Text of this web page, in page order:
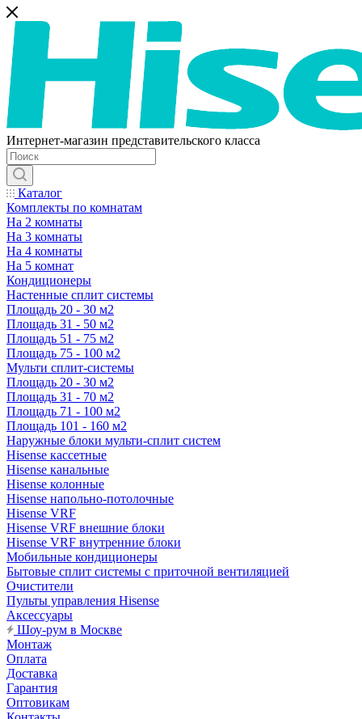
Интернет-магазин представительского класса
Каталог
Комплекты по комнатам
На 2 комнаты
На 3 комнаты
На 4 комнаты
На 5 комнат
Кондиционеры
Настенные сплит системы
Площадь 20 - 30 м2
Площадь 31 - 50 м2
Площадь 51 - 75 м2
Площадь 75 - 100 м2
Мульти сплит-системы
Площадь 20 - 30 м2
Площадь 31 - 70 м2
Площадь 71 - 100 м2
Площадь 101 - 160 м2
Наружные блоки мульти-сплит систем
Hisense кассетные
Hisense канальные
Hisense колонные
Hisense напольно-потолочные
Hisense VRF
Hisense VRF внешние блоки
Hisense VRF внутренние блоки
Мобильные кондиционеры
Бытовые сплит системы с приточной вентиляцией
Очистители
Пульты управления Hisense
Аксессуары
Шоу-рум в Москве
Монтаж
Оплата
Доставка
Гарантия
Оптовикам